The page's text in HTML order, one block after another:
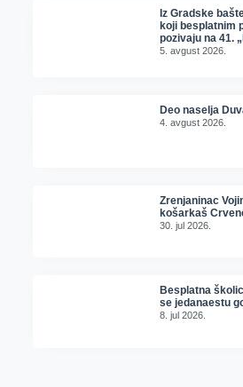
Iz Gradske
koji besplatnim
pozivaju na 41.
5. avgust 2026.
Deo naselja
4. avgust 2026.
Zrenjaninac
košarkaš
30. jul 2026.
Besplatna
se jedanaestu
8. jul 2026.